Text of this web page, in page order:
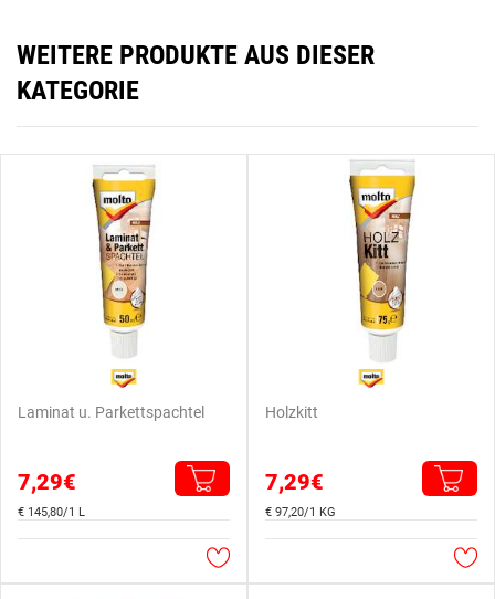
WEITERE PRODUKTE AUS DIESER
KATEGORIE
Laminat u. Parkettspachtel
7,29€
€ 145,80/1 L
Holzkitt
7,29€
€ 97,20/1 KG